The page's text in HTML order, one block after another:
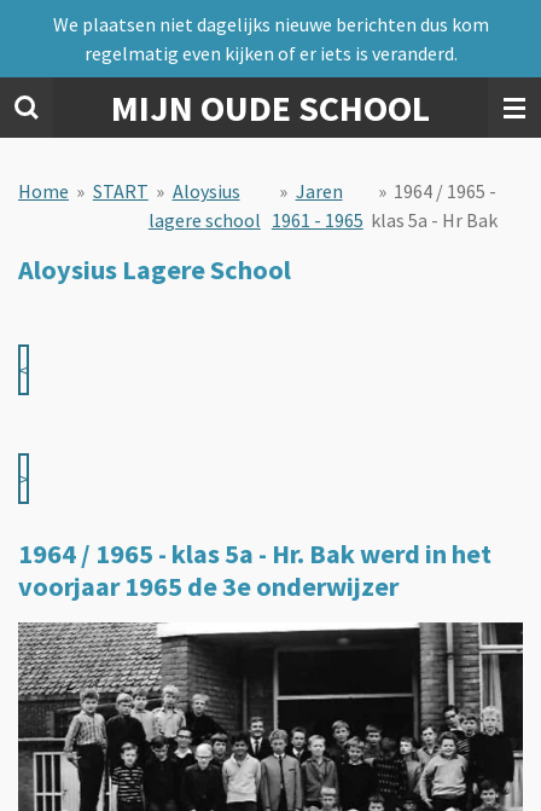
naar
de
hoofdinhoud
MIJN OUDE SCHOOL
We plaatsen niet dagelijks nieuwe berichten dus kom
regelmatig even kijken of er iets is veranderd.
Home » START » Aloysius
lagere school
» Jaren
1961 - 1965
» 1964 / 1965 -
klas 5a - Hr Bak
Aloysius Lagere School
<
>
1964 / 1965 - klas 5a - Hr. Bak werd in het
voorjaar 1965 de 3e onderwijzer